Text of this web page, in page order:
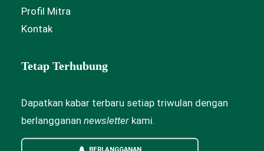
Profil Mitra
Kontak
Tetap Terhubung
Dapatkan kabar terbaru setiap triwulan dengan
berlangganan newsletter kami.
BERLANGGANAN